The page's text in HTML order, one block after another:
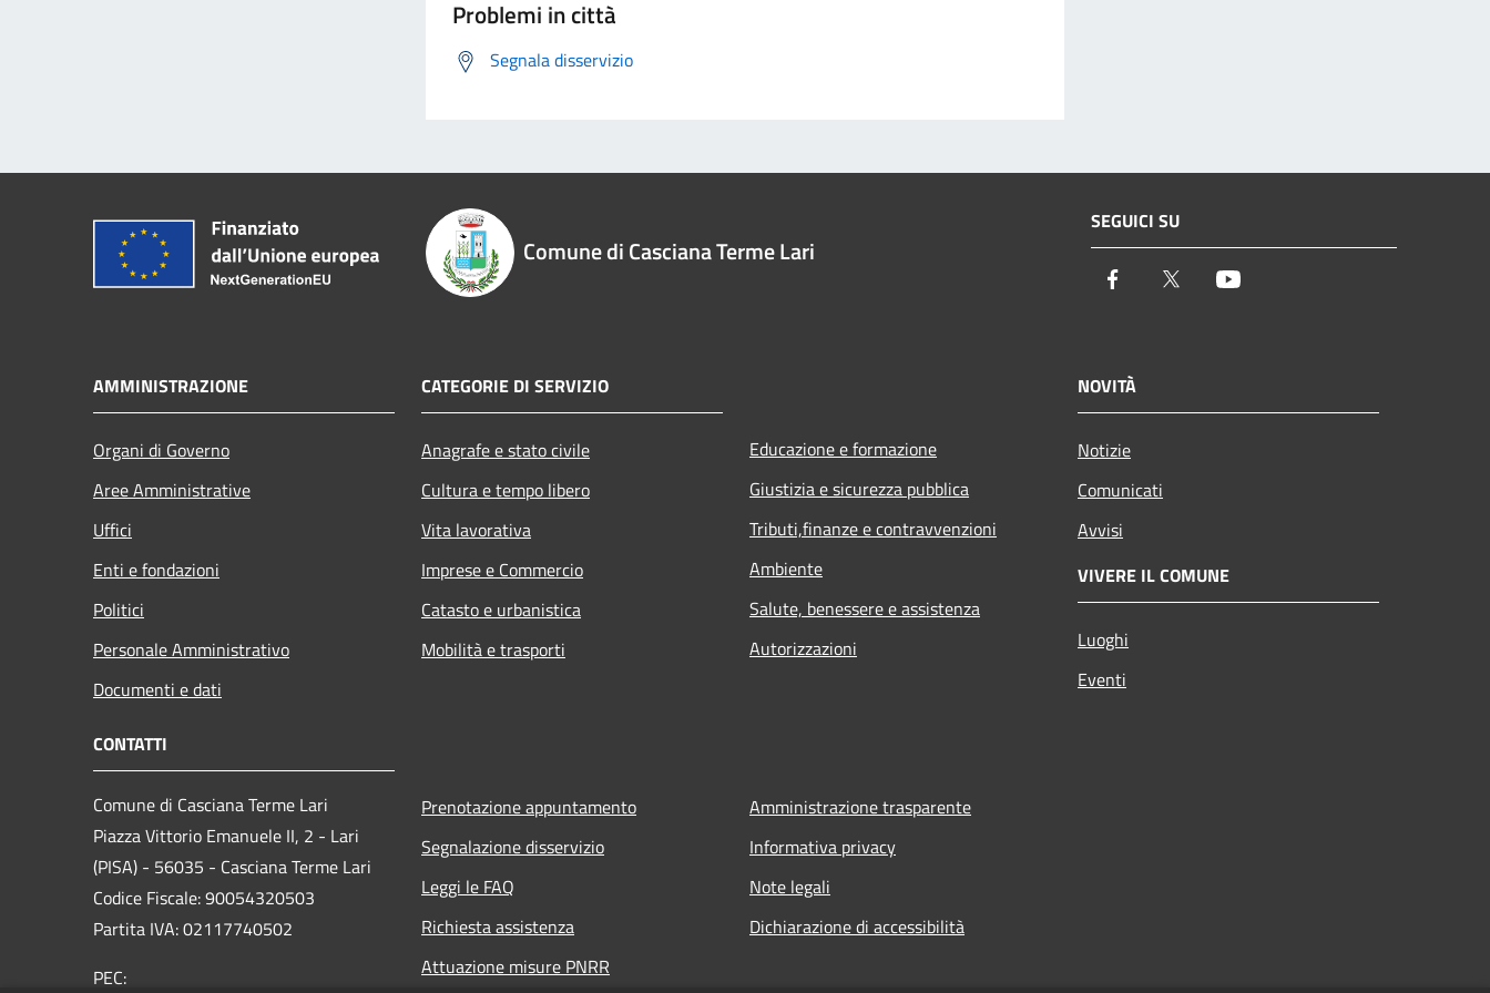
Problemi in città
Segnala disservizio
Comune di Casciana Terme Lari
SEGUICI SU
Facebook Twitter
AMMINISTRAZIONE
Organi di Governo
Aree Amministrative
Uffici
Enti e fondazioni
Politici
Personale Amministrativo
Documenti e dati
CATEGORIE DI SERVIZIO
Anagrafe e stato civile
Cultura e tempo libero
Vita lavorativa
Imprese e Commercio
Catasto e urbanistica
Mobilità e trasporti
Educazione e formazione
Giustizia e sicurezza pubblica
Tributi,finanze e contravvenzioni
Ambiente
Salute, benessere e assistenza
Autorizzazioni
NOVITÀ
Notizie
Comunicati
Avvisi
VIVERE IL COMUNE
Luoghi
Eventi
CONTATTI
Comune di Casciana Terme Lari
Piazza Vittorio Emanuele II, 2 - Lari
(PISA) - 56035 - Casciana Terme Lari
Codice Fiscale: 90054320503
Partita IVA: 02117740502
PEC:
Prenotazione appuntamento
Segnalazione disservizio
Leggi le FAQ
Richiesta assistenza
Attuazione misure PNRR
Amministrazione trasparente
Informativa privacy
Note legali
Dichiarazione di accessibilità